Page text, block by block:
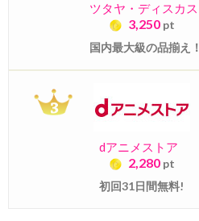
ツタヤ・ディスカス
3,250 pt
国内最大級の品揃え！
dアニメストア
2,280 pt
初回31日間無料!